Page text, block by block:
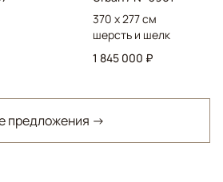
370 x 277 см
шерсть и шелк
1 845 000 ₽
предложения →